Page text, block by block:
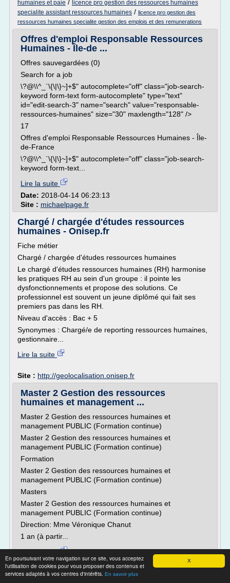
X
En poursuivant votre navigation sur ce site, vous acceptez
l'utilisation de cookies pour vous proposer des contenus et
services adaptés à vos centres d'intérêts. En savoir plus
humaines et paie / licence pro gestion des ressources humaines
specialite assistant ressources humaines / licence pro gestion des
ressources humaines specialite gestion des emplois et des remunerations
Offres d'emploi Responsable Ressources
Humaines - Île-de ...
Offres sauvegardées (0)
Search for a job
\?@\\^_`\{\|\}~]+$" autocomplete="off" class="job-search-
keyword form-text form-autocomplete" type="text"
id="edit-search-3" name="search" value="responsable-
ressources-humaines" size="30" maxlength="128" />
17
Offres d'emploi Responsable Ressources Humaines - Île-
de-France
\?@\\^_`\{\|\}~]+$" autocomplete="off" class="job-search-
keyword form-text...
Lire la suite
Date: 2018-04-14 06:23:13
Site : michaelpage.fr
Chargé / chargée d'études ressources
humaines - Onisep.fr
Fiche métier
Chargé / chargée d'études ressources humaines
Le chargé d'études ressources humaines (RH) harmonise
les pratiques RH au sein d'un groupe : il pointe les
dysfonctionnements et propose des solutions. Ce
professionnel est souvent un jeune diplômé qui fait ses
premiers pas dans les RH.
Niveau d'accès : Bac + 5
Synonymes : Chargé/e de reporting ressources humaines,
gestionnaire...
Lire la suite
Site : http://geolocalisation.onisep.fr
Master 2 Gestion des ressources
humaines et management ...
Master 2 Gestion des ressources humaines et
management PUBLIC (Formation continue)
Master 2 Gestion des ressources humaines et
management PUBLIC (Formation continue)
Formation
Master 2 Gestion des ressources humaines et
management PUBLIC (Formation continue)
Masters
Master 2 Gestion des ressources humaines et
management PUBLIC (Formation continue)
Direction: Mme Véronique Chanut
1 an (à partir...
Lire la suite
Date:2018-04-14 05:08:11
Site :https://www.u-paris2.fr